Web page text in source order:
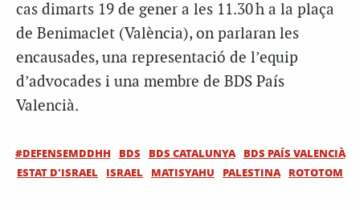
cas dimarts 19 de gener a les 11.30 h a la plaça
de Benimaclet (València), on parlaran les
encausades, una representació de l’equip
d’advocades i una membre de BDS País
Valencià.
#DEFENSEMDDHH BDS BDS CATALUNYA
BDS PAÍS VALENCIÀ
ESTAT D'ISRAEL
ISRAEL MATISYAHU PALESTINA ROTOTOM